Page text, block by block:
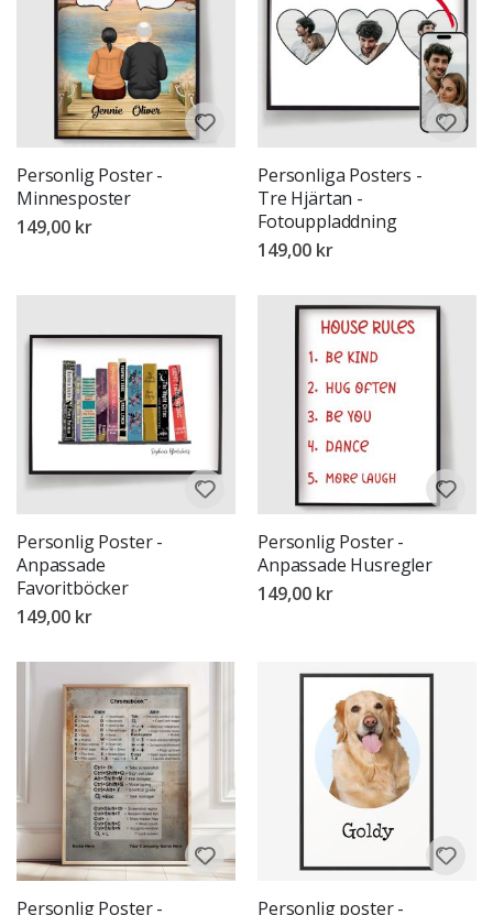
Personlig Poster -
Minnesposter
149,00 kr
Personliga Posters -
Tre Hjärtan -
Fotouppladdning
149,00 kr
Personlig Poster -
Anpassade
Favoritböcker
149,00 kr
Personlig Poster -
Anpassade Husregler
149,00 kr
Personlig Poster -
Personlig poster -